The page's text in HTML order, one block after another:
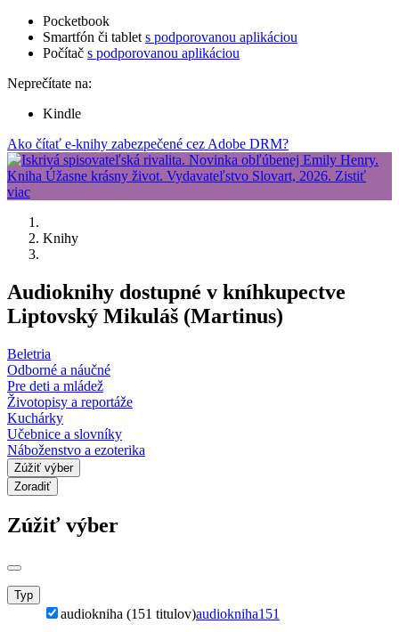
Pocketbook
Smartfón či tablet s podporovanou aplikáciou
Počítač s podporovanou aplikáciou
Neprečítate na:
Kindle
Ako čítať e-knihy zabezpečené cez Adobe DRM?
Knihy
Audioknihy dostupné v kníhkupectve
Liptovský Mikuláš (Martinus)
Beletria
Odborné a náučné
Pre deti a mládež
Životopisy a reportáže
Kuchárky
Učebnice a slovníky
Náboženstvo a ezoterika
Zúžiť výber
Zoradiť
Zúžiť výber
Typ
audiokniha (151 titulov)audiokniha151